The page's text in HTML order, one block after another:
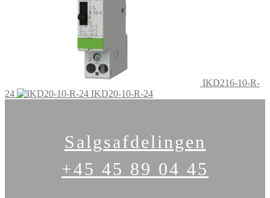
IKD216-10-R-
24
IKD20-10-R-24
Salgsafdelingen
+45 45 89 04 45